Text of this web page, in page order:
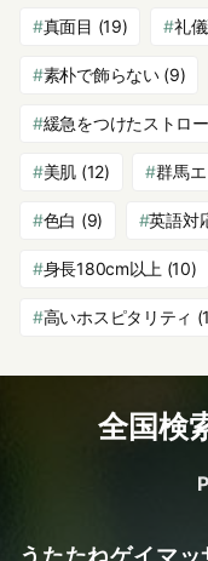
真面目 (19) 礼
素朴で飾らない(9)
緩急をつけたストロ
美肌 (12) 群馬
色白 (9) 英語対
身長180cm以上 (10)
高いホスピタリティ
全国検
うたたねゲイマ